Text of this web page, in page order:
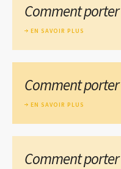
Comment porter
EN SAVOIR PLUS
Comment porter
EN SAVOIR PLUS
Comment porter